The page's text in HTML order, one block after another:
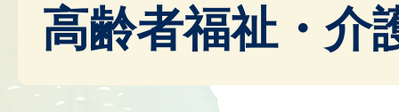
高齢者福祉・介